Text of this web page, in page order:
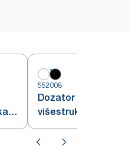
552008
Dozator Tork
višestruko
za ruke